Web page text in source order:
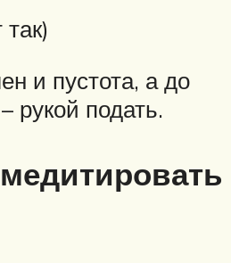
и пустота, а до
рукой подать.